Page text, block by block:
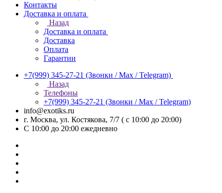
Контакты
Доставка и оплата
Назад
Доставка и оплата
Доставка
Оплата
Гарантии
+7(999) 345-27-21 (Звонки / Max / Telegram)
Назад
Телефоны
+7(999) 345-27-21 (Звонки / Max / Telegram)
info@exotiks.ru
г. Москва, ул. Костякова, 7/7 ( с 10:00 до 20:00)
С 10:00 до 20:00 ежедневно